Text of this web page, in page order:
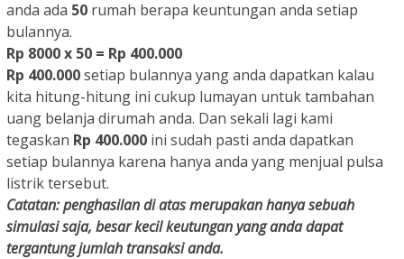
anda ada 50 rumah berapa keuntungan anda setiap
bulannya.
Rp 8000 x 50 = Rp 400.000
Rp 400.000setiap bulannya yang anda dapatkan kalau
kita hitung-hitung ini cukup lumayan untuk tambahan
uang belanja dirumah anda. Dan sekali lagi kami
tegaskan Rp 400.000 ini sudah pasti anda dapatkan
setiap bulannya karena hanya anda yang menjual pulsa
listrik tersebut.
Catatan: penghasilan di atas merupakan hanya sebuah
simulasi saja, besar kecil keutungan yang anda dapat
tergantung jumlah transaksi anda.